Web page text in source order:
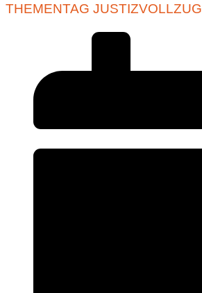
THEMENTAG JUSTIZVOLLZUG